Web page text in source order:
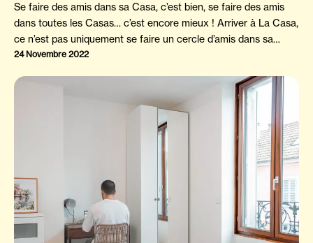
Se faire des amis dans sa Casa, c’est bien, se faire des amis
dans toutes les Casas… c’est encore mieux ! Arriver à La Casa,
ce n’est pas uniquement se faire un cercle d’amis dans sa
colocation, mais bien rencontrer les membres de toutes les
événementiel “InterCasas” est prévu dans les services inclus.
L'afterwork de début juillet a réuni 150 colocs de toutes les
Casas pour une soirée mémorable !
24 Novembre 2022